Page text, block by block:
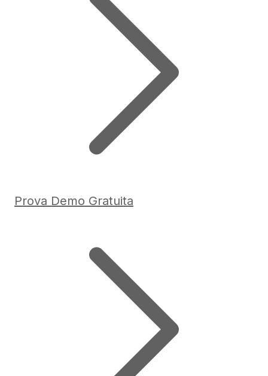
Prova Demo Gratuita